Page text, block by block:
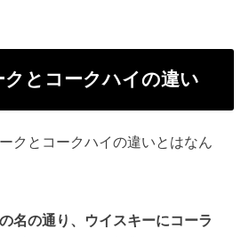
とコークハイの違い
クとコークハイの違いとはなん
名の通り、ウイスキーにコーラ